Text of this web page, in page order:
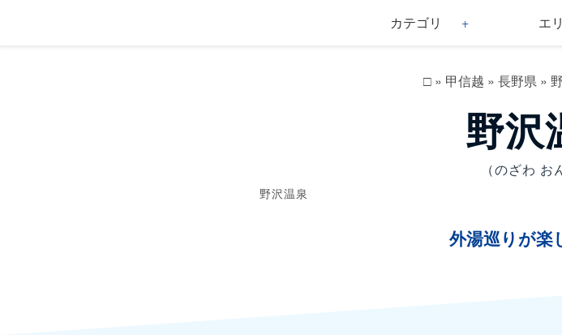
カテゴリ エ
□» 甲信越 » 長野県»
野沢
（のざわ お
野沢温泉
外湯巡りが楽